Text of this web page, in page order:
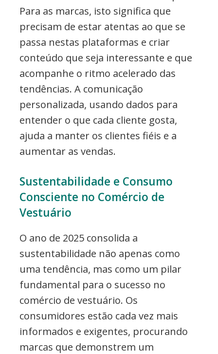
Para as marcas, isto significa que
precisam de estar atentas ao que se
passa nestas plataformas e criar
conteúdo que seja interessante e que
acompanhe o ritmo acelerado das
tendências. A comunicação
personalizada, usando dados para
entender o que cada cliente gosta,
ajuda a manter os clientes fiéis e a
aumentar as vendas.
Sustentabilidade e Consumo
Consciente no Comércio de
Vestuário
O ano de 2025 consolida a
sustentabilidade não apenas como
uma tendência, mas como um pilar
fundamental para o sucesso no
comércio de vestuário. Os
consumidores estão cada vez mais
informados e exigentes, procurando
marcas que demonstrem um